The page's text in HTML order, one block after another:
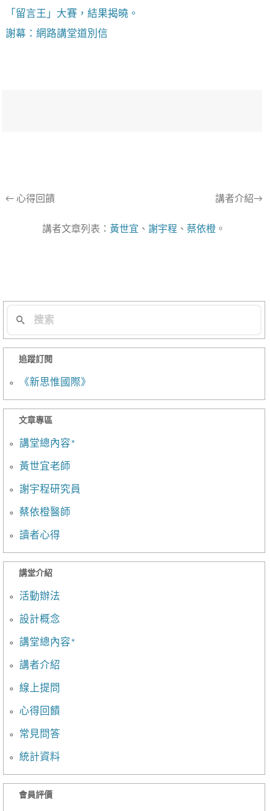
「留言王」大賽，結果揭曉。
謝幕：網路講堂道別信
文
← 心得回饋 講者介紹→
講者文章列表： 黃世宜 、 謝宇程 、 蔡依橙。
追蹤訂閱
《新思惟國際》
文章專區
講堂總內容*
黃世宜老師
謝宇程研究員
蔡依橙醫師
讀者心得
講堂介紹
活動辦法
設計概念
講堂總內容*
講者介紹
線上提問
心得回饋
常見問答
統計資料
會員評價